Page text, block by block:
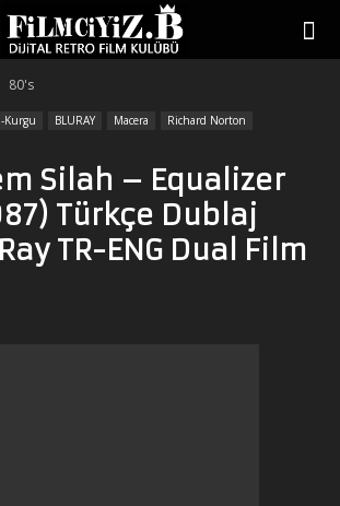
80's
Kurgu BLURAY Macera
Richard Norton
Silah – Equalizer
Türkçe Dublaj
TR-ENG Dual Film